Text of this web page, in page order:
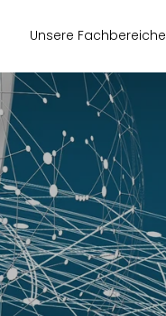
Unsere Fachbereiche